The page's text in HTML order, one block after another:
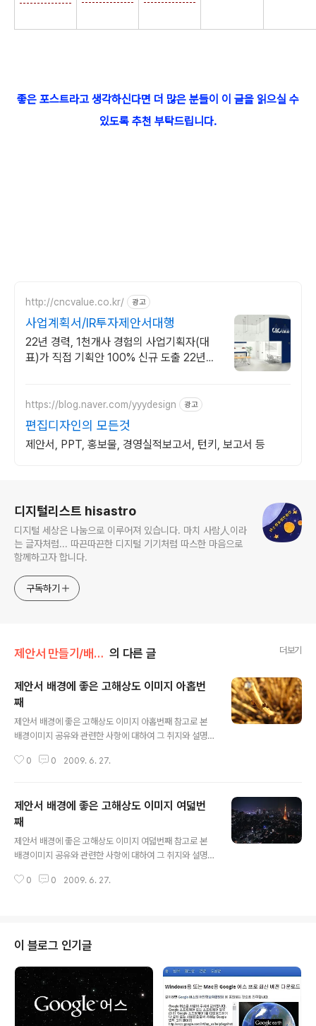
좋은 포스트라고 생각하신다면 더 많은 분들이 이 글을 읽으실 수
있도록 추천 부탁드립니다.
http://cncvalue.co.kr/ 광고
사업계획서/IR투자제안서대행
22년 경력, 1천개사 경험의 사업기획자(대
표)가 직접 기획안 100% 신규 도출 22년경
https://blog.naver.com/yyydesign 광고
편집디자인의 모든것
제안서, PPT, 홍보물, 경영실적보고서, 턴키, 보고서 등
디지털리스트 hisastro
디지털 세상은 나눔으로 이루어져 있습니다. 마치 사람人이라
는 글자처럼... 따끈따끈한 디지털 기기처럼 따스한 마음으로
함께하고자 합니다.
구독하기
제안서 만들기/배경모음 의 다른 글 더보기
제안서 배경에 좋은 고해상도 이미지 아홉번
째
제안서 배경에 좋은 고해상도 이미지 아홉번째 참고로 본
배경이미지 공유와 관련한 사항에 대하여 그 취지와 설명
처음 제안서와 관련한 포스팅을 주제로 설정하고 블로그에
"제안서 배경에 좋은 이미지"라는 시리즈 제목으로 이미지
들을 올리기 시작하면서 그 첫번째 글 "제안서 배경에 좋은
고해상도 이미지 하나"에서 저의 생각을 밝혀 놓았습니다.
어떤 내용인지 한번 보시길 부탁드립니다. (_ _) 내용은 그
리 길지 않습니다. ^^ 이미지 출처: interfacelift.com ▣
멋진제안서 만들기 hisastro's PT템플릿 링크 썸네일 모
0 0 2009. 6. 27.
제안서 배경에 좋은 고해상도 이미지 여덟번
째
제안서 배경에 좋은 고해상도 이미지 여덟번째 참고로 본
배경이미지 공유와 관련한 사항에 대하여 그 취지와 설명
처음 제안서와 관련한 포스팅을 주제로 설정하고 블로그에
들을 올리기 시작하면서 그 첫번째 글 "제안서 배경에 좋은
고해상도 이미지 하나"에서 저의 생각을 밝혀 놓았습니다.
어떤 내용인지 한번 보시길 부탁드립니다. (_ _) 내용은 그
리 길지 않습니다. ^^ 이미지 출처: interfacelift.com ▣
멋진제안서 만들기 hisastro's PT템플릿 링크 썸네일 모
음 ▣ ☆..
0 0 2009. 6. 27.
이 블로그 인기글